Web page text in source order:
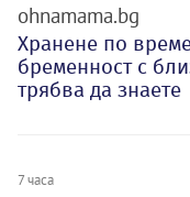
ohnamama.bg
Хранене по
бременност с
трябва да знаете
7 часа